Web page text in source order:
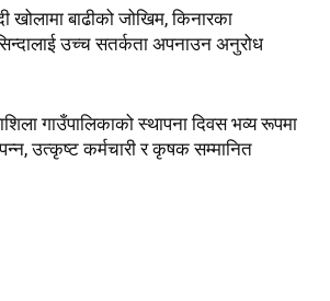
खोलामा बाढीको जोखिम, किनारका
उच्च सतर्कता अपनाउन अनुरोध
गाउँपालिकाको स्थापना दिवस भव्य रूपमा
उत्कृष्ट कर्मचारी र कृषक सम्मानित